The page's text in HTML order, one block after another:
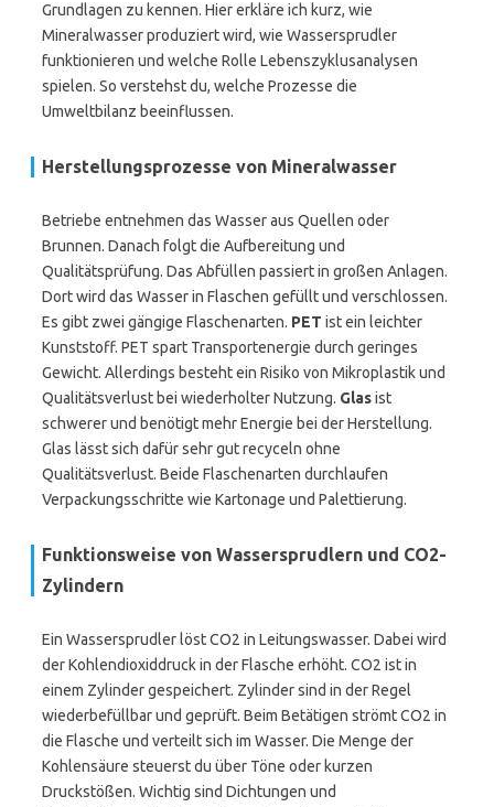
Grundlagen zu kennen. Hier erkläre ich kurz, wie
Mineralwasser produziert wird, wie Wassersprudler
funktionieren und welche Rolle Lebenszyklusanalysen
spielen. So verstehst du, welche Prozesse die
Umweltbilanz beeinflussen.
Herstellungsprozesse von Mineralwasser
Betriebe entnehmen das Wasser aus Quellen oder
Brunnen. Danach folgt die Aufbereitung und
Qualitätsprüfung. Das Abfüllen passiert in großen Anlagen.
Dort wird das Wasser in Flaschen gefüllt und verschlossen.
Es gibt zwei gängige Flaschenarten. PET ist ein leichter
Kunststoff. PET spart Transportenergie durch geringes
Gewicht. Allerdings besteht ein Risiko von Mikroplastik und
Qualitätsverlust bei wiederholter Nutzung. Glasist
schwerer und benötigt mehr Energie bei der Herstellung.
Glas lässt sich dafür sehr gut recyceln ohne
Qualitätsverlust. Beide Flaschenarten durchlaufen
Verpackungsschritte wie Kartonage und Palettierung.
Funktionsweise von Wassersprudlern und CO2-
Zylindern
Ein Wassersprudler löst CO2 in Leitungswasser. Dabei wird
der Kohlendioxiddruck in der Flasche erhöht. CO2 ist in
einem Zylinder gespeichert. Zylinder sind in der Regel
wiederbefüllbar und geprüft. Beim Betätigen strömt CO2 in
die Flasche und verteilt sich im Wasser. Die Menge der
Kohlensäure steuerst du über Töne oder kurzen
Druckstößen. Wichtig sind Dichtungen und